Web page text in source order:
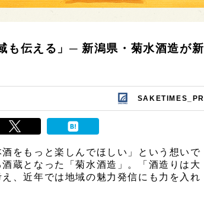
も伝える」─ 新潟県・菊水酒造が新
SAKETIMES_PR
をもっと楽しんでほしい」という想いで
蔵となった「菊水酒造」。「酒造りは大
、近年では地域の魅力発信にも力を入れ